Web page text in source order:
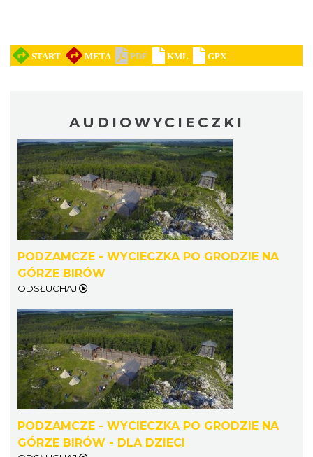
AUDIOWYCIECZKI
PODZAMCZE - WYCIECZKA PO GRODZIE NA
GÓRZE BIRÓW
ODSŁUCHAJ
PODZAMCZE - WYCIECZKA PO GRODZIE NA
GÓRZE BIRÓW - DLA DZIECI